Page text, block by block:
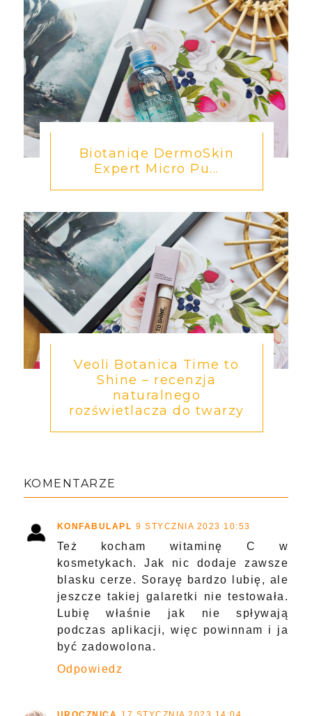
Biotaniqe DermoSkin
Expert Micro Pu...
Veoli Botanica Time to
Shine – recenzja
naturalnego
rozświetlacza do twarzy
KOMENTARZE
KONFABULAPL 9 STYCZNIA 2023 10:53
Też kocham witaminę C w
kosmetykach. Jak nic dodaje zawsze
blasku cerze. Sorayę bardzo lubię, ale
jeszcze takiej galaretki nie testowała.
Lubię właśnie jak nie spływają
podczas aplikacji, więc powinnam i ja
być zadowolona.
Odpowiedz